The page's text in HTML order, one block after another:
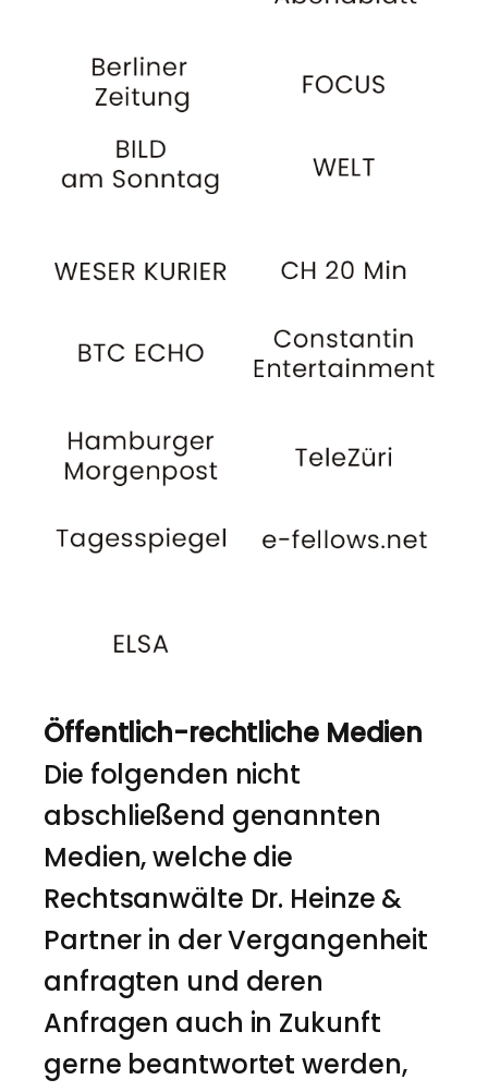
Öffentlich-rechtliche Medien
Die folgenden nicht
abschließend genannten
Medien, welche die
Rechtsanwälte Dr. Heinze &
Partner in der Vergangenheit
anfragten und deren
Anfragen auch in Zukunft
gerne beantwortet werden,